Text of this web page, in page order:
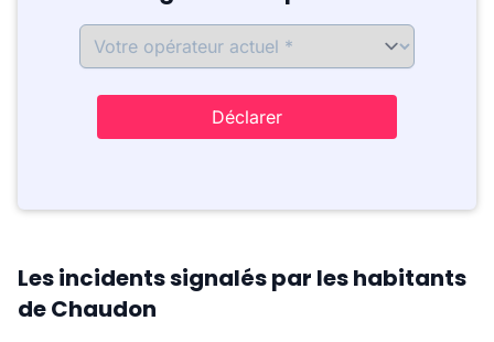
Déclarer
Les incidents signalés par les habitants
de Chaudon